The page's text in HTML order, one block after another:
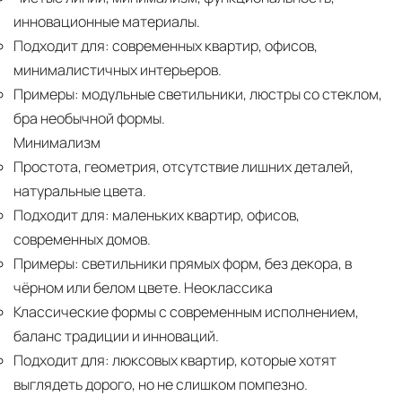
инновационные материалы.
Подходит для: современных квартир, офисов,
минималистичных интерьеров.
Примеры: модульные светильники, люстры со стеклом,
бра необычной формы.
Минимализм
Простота, геометрия, отсутствие лишних деталей,
натуральные цвета.
Подходит для: маленьких квартир, офисов,
современных домов.
Примеры: светильники прямых форм, без декора, в
чёрном или белом цвете. Неоклассика
Классические формы с современным исполнением,
баланс традиции и инноваций.
Подходит для: люксовых квартир, которые хотят
выглядеть дорого, но не слишком помпезно.